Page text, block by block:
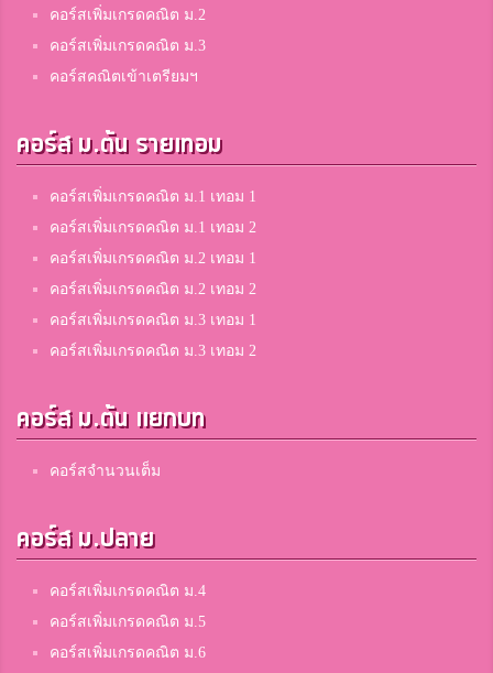
Salinthip Inngoen
พิชัยรัตนาคาร
คอร์สเพิ่มเกรดคณิต ม.2
คอร์สเพิ่มเกรดคณิต ม.3
คอร์สคณิตเข้าเตรียมฯ
คอร์ส ม.ต้น รายเทอม
คอร์สเพิ่มเกรดคณิต ม.1 เทอม 1
คอร์สเพิ่มเกรดคณิต ม.1 เทอม 2
คอร์สเพิ่มเกรดคณิต ม.2 เทอม 1
คอร์สเพิ่มเกรดคณิต ม.2 เทอม 2
คอร์สเพิ่มเกรดคณิต ม.3 เทอม 1
คอร์สเพิ่มเกรดคณิต ม.3 เทอม 2
คอร์ส ม.ต้น แยกบท
คอร์สจำนวนเต็ม
คอร์ส ม.ปลาย
คอร์สเพิ่มเกรดคณิต ม.4
คอร์สเพิ่มเกรดคณิต ม.5
คอร์สเพิ่มเกรดคณิต ม.6